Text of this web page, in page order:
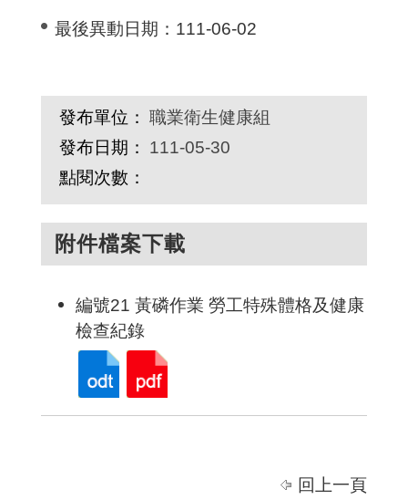
最後異動日期： 111-06-02
發布單位： 職業衛生健康組
發布日期：
111-05-30
點閱次數：
附件檔案下載
編號21 黃磷作業 勞工特殊體格及健康
檢查紀錄
回上一頁